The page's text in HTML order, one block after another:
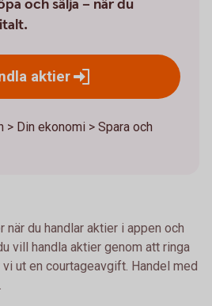
och sälja – när du
aktier
> Din ekonomi > Spara och
när du handlar aktier i appen och
vill handla aktier genom att ringa
ut en courtageavgift. Handel med